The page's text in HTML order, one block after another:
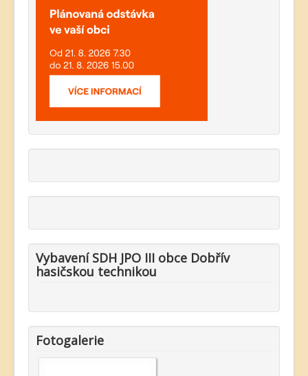
Vybavení SDH JPO III obce Dobřív
hasičskou technikou
Fotogalerie